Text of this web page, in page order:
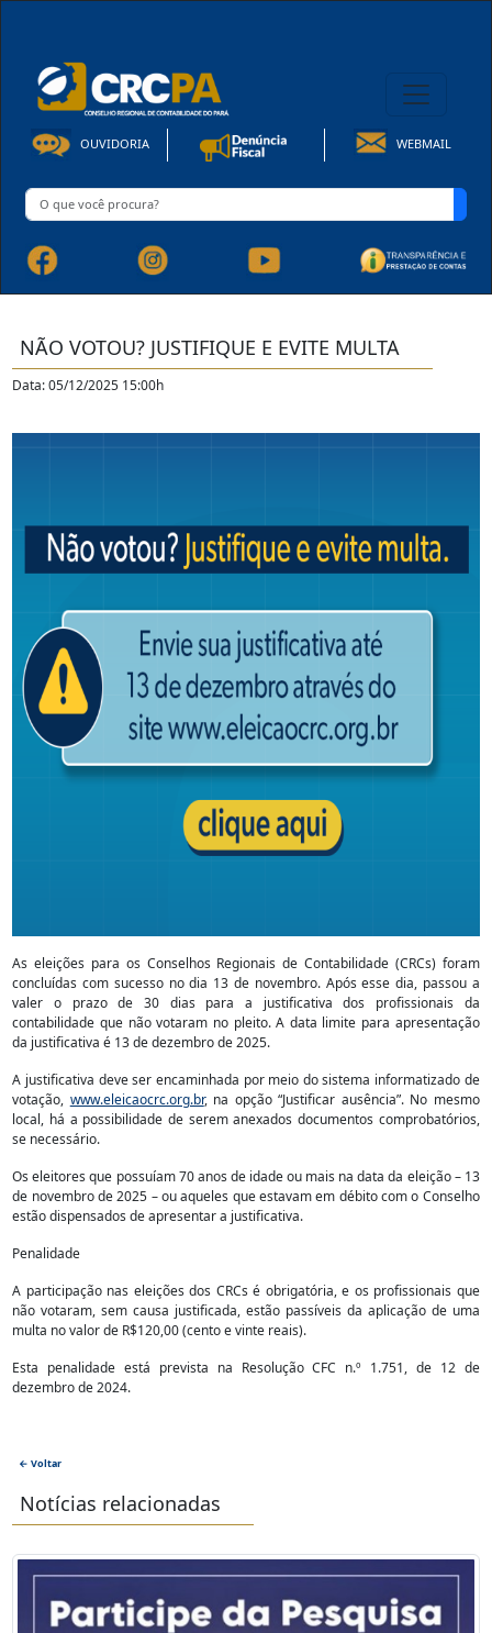
OUVIDORIA WEBMAIL
NÃO VOTOU? JUSTIFIQUE E EVITE MULTA
Data: 05/12/2025 15:00h
As eleições para os Conselhos Regionais de Contabilidade (CRCs) foram
concluídas com sucesso no dia 13 de novembro. Após esse dia, passou a
valer o prazo de 30 dias para a justificativa dos profissionais da
contabilidade que não votaram no pleito. A data limite para apresentação
da justificativa é 13 de dezembro de 2025.
A justificativa deve ser encaminhada por meio do sistema informatizado de
votação, www.eleicaocrc.org.br, na opção “Justificar ausência”. No mesmo
local, há a possibilidade de serem anexados documentos comprobatórios,
se necessário.
Os eleitores que possuíam 70 anos de idade ou mais na data da eleição – 13
de novembro de 2025 – ou aqueles que estavam em débito com o Conselho
estão dispensados de apresentar a justificativa.
Penalidade
A participação nas eleições dos CRCs é obrigatória, e os profissionais que
não votaram, sem causa justificada, estão passíveis da aplicação de uma
multa no valor de R$120,00 (cento e vinte reais).
Esta penalidade está prevista na Resolução CFC n.º 1.751, de 12 de
dezembro de 2024.
← Voltar
Notícias relacionadas